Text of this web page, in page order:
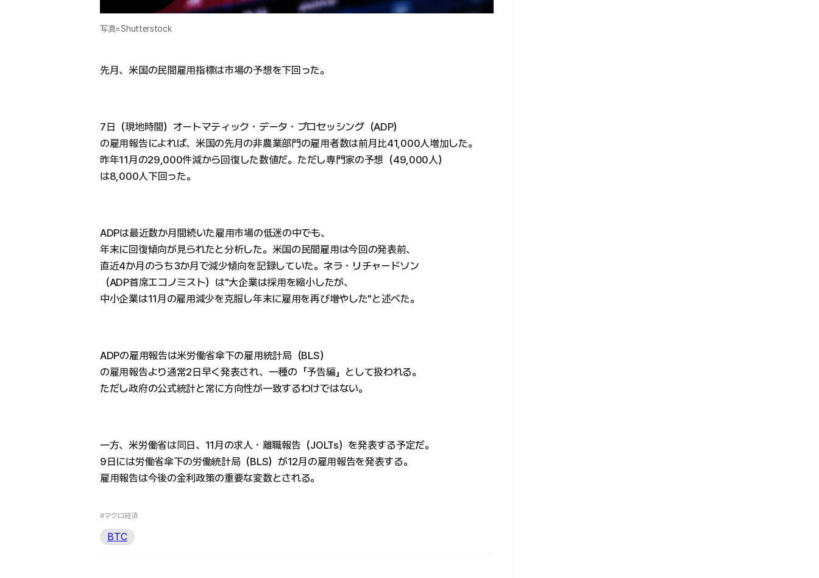
写真=Shutterstock
先月、米国の民間雇用指標は市場の予想を下回った。
7日（現地時間）オートマティック・データ・プロセッシング（ADP）
の雇用報告によれば、米国の先月の非農業部門の雇用者数は前月比41,000人増加した。
昨年11月の29,000件減から回復した数値だ。ただし専門家の予想（49,000人）
は8,000人下回った。
ADPは最近数か月間続いた雇用市場の低迷の中でも、
年末に回復傾向が見られたと分析した。米国の民間雇用は今回の発表前、
直近4か月のうち3か月で減少傾向を記録していた。ネラ・リチャードソン
（ADP首席エコノミスト）は"大企業は採用を縮小したが、
中小企業は11月の雇用減少を克服し年末に雇用を再び増やした"と述べた。
ADPの雇用報告は米労働省傘下の雇用統計局（BLS）
の雇用報告より通常2日早く発表され、一種の「予告編」として扱われる。
ただし政府の公式統計と常に方向性が一致するわけではない。
一方、米労働省は同日、11月の求人・離職報告（JOLTs）を発表する予定だ。
9日には労働省傘下の労働統計局（BLS）が12月の雇用報告を発表する。
雇用報告は今後の金利政策の重要な変数とされる。
#マクロ経済
BTC